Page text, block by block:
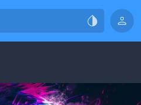
 